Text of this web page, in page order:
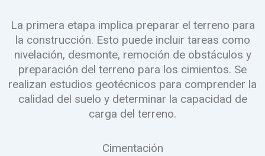
La primera etapa implica preparar el terreno para
la construcción. Esto puede incluir tareas como
nivelación, desmonte, remoción de obstáculos y
preparación del terreno para los cimientos. Se
realizan estudios geotécnicos para comprender la
calidad del suelo y determinar la capacidad de
carga del terreno.
Cimentación